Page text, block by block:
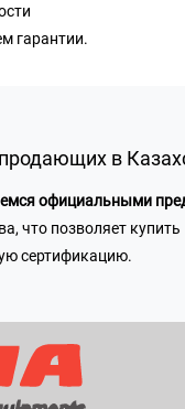
гарантии.
продающих в
официальными
позволяет купить
сертификацию.